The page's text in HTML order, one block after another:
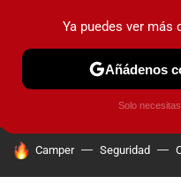
PRUEBAS COCHES
HOY SE HABLA DE
Camper Seguridad
Ya puedes ver más
Añádenos
Solo